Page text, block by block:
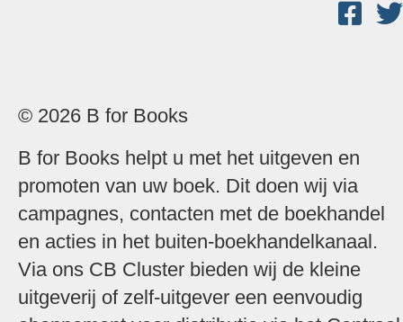
© 2026 B for Books
B for Books helpt u met het uitgeven en
promoten van uw boek. Dit doen wij via
campagnes, contacten met de boekhandel
en acties in het buiten-boekhandelkanaal.
Via ons CB Cluster bieden wij de kleine
uitgeverij of zelf-uitgever een eenvoudig